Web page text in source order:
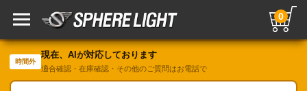
0
時間外
現在、AIが対応しております
適合確認・在庫確認・その他のご質問はお電話で